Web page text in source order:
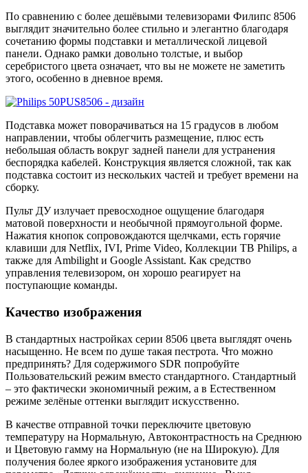
По сравнению с более дешёвыми телевизорами Филипс 8506
выглядит значительно более стильно и элегантно благодаря
сочетанию формы подставки и металлической лицевой
панели. Однако рамки довольно толстые, и выбор
серебристого цвета означает, что вы не можете не заметить
этого, особенно в дневное время.
Подставка может поворачиваться на 15 градусов в любом
направлении, чтобы облегчить размещение, плюс есть
небольшая область вокруг задней панели для устранения
беспорядка кабелей. Конструкция является сложной, так как
подставка состоит из нескольких частей и требует времени на
сборку.
Пульт ДУ излучает превосходное ощущение благодаря
матовой поверхности и необычной прямоугольной форме.
Нажатия кнопок сопровождаются щелчками, есть горячие
клавиши для Netflix, IVI, Prime Video, Коллекции ТВ Philips, а
также для Ambilight и Google Assistant. Как средство
управления телевизором, он хорошо реагирует на
поступающие команды.
Качество изображения
В стандартных настройках серии 8506 цвета выглядят очень
насыщенно. Не всем по душе такая пестрота. Что можно
предпринять? Для содержимого SDR попробуйте
Пользовательский режим вместо стандартного. Стандартный
– это фактически экономичный режим, а в Естественном
режиме зелёные оттенки выглядит искусственно.
В качестве отправной точки переключите цветовую
температуру на Нормальную, Автоконтрастность на Среднюю
и Цветовую гамму на Нормальную (не на Широкую). Для
получения более яркого изображения установите для